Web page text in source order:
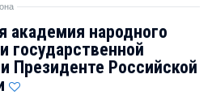
академия народного
государственной
Президенте Российской